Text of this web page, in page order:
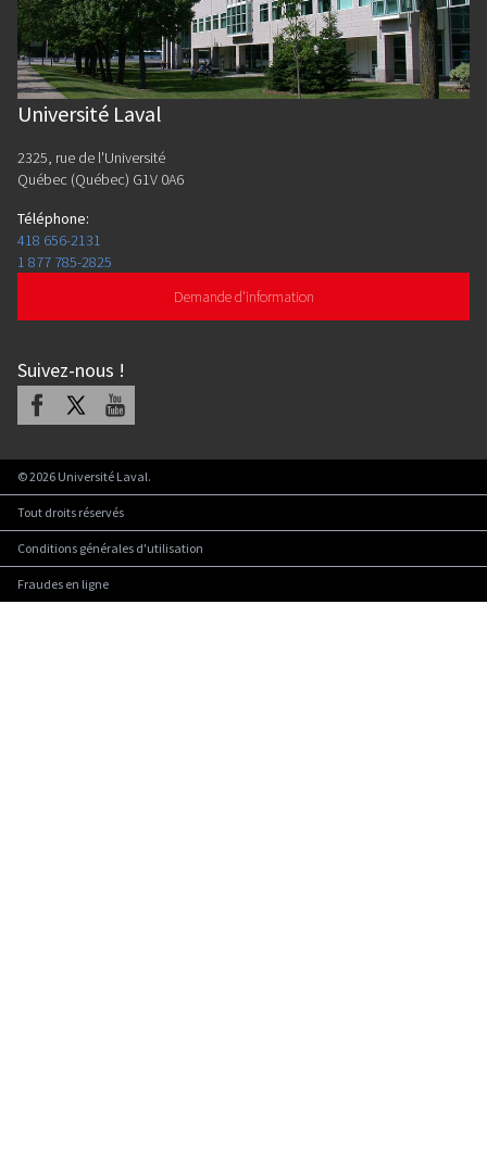
Université Laval
2325, rue de l'Université
Québec (Québec) G1V 0A6
Téléphone:
418 656-2131
1 877 785-2825
Demande d'information
Suivez-nous !
Facebook Youtube
©2026 Université Laval.
Tout droits réservés
Conditions générales d'utilisation
Fraudes en ligne